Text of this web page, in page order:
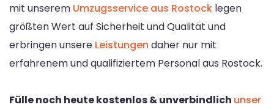
mit unserem Umzugsservice aus Rostock legen
größten Wert auf Sicherheit und Qualität und
erbringen unsere Leistungen daher nur mit
erfahrenem und qualifiziertem Personal aus Rostock.
Fülle noch heute kostenlos & unverbindlich unser